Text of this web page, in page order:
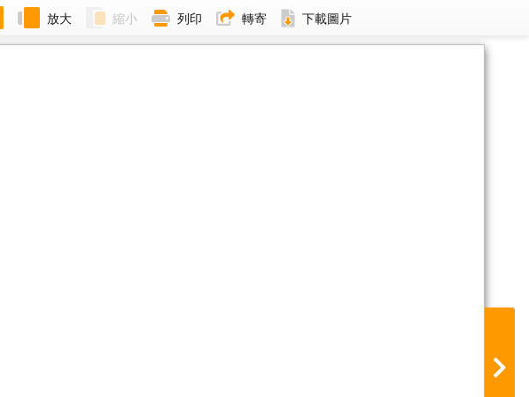
放大 縮小 列印 轉寄 下載圖片